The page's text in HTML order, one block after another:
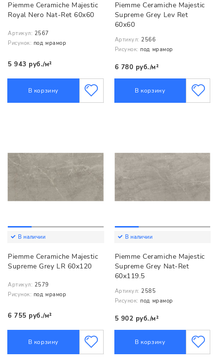
Piemme Ceramiche Majestic
Royal Nero Nat-Ret 60x60
Артикул: 2567
Рисунок: под мрамор
5 943 руб./м²
В корзину
Piemme Ceramiche Majestic
Supreme Grey Lev Ret
60x60
Артикул: 2566
Рисунок: под мрамор
6 780 руб./м²
В корзину
В наличии
Piemme Ceramiche Majestic
Supreme Grey LR 60x120
Артикул: 2579
Рисунок: под мрамор
6 755 руб./м²
В корзину
В наличии
Piemme Ceramiche Majestic
Supreme Grey Nat-Ret
60x119.5
Артикул: 2585
Рисунок: под мрамор
5 902 руб./м²
В корзину